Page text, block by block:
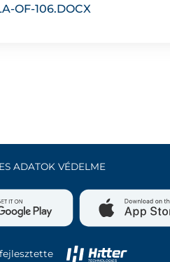
OF-106.DOCX
ADATOK VÉDELME